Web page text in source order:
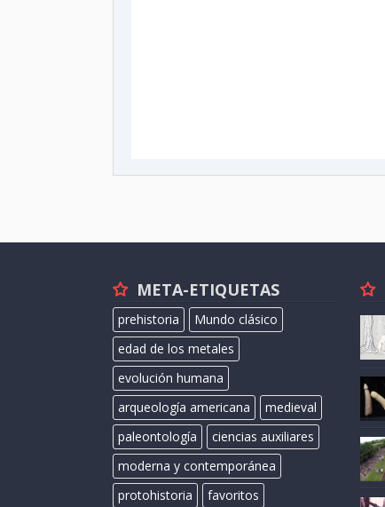
META-ETIQUETAS
prehistoria
Mundo clásico
edad de los metales
evolución humana
arqueología americana
medieval
paleontología
ciencias auxiliares
moderna y contemporánea
protohistoria
favoritos